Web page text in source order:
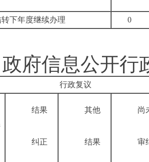
转下年度继续办理
政府信息公开
行政复议
结果
纠正
其他
结果
尚
审